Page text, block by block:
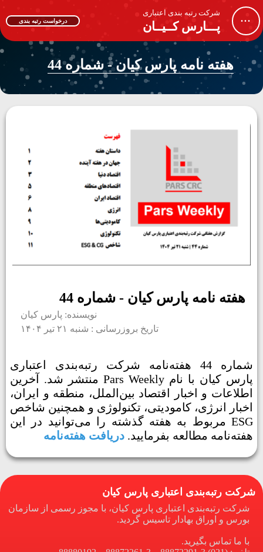
...
شرکت رتبه بندی اعتباری
پـــارس کــیــان درخواست رتبه بندی
هفته نامه پارس کیان - شماره 44
هفته نامه پارس کیان - شماره 44
نویسنده: پارس کیان
تاریخ بروزرسانی : شنبه ۲۱ تیر ۱۴۰۴
شماره 44 هفته‌نامه شرکت رتبه‌بندی اعتباری
پارس کیان با نام Pars Weekly منتشر شد. آخرین
اطلاعات و اخبار اقتصاد بین‌الملل، منطقه و ایران،
اخبار انرژی، کامودیتی، تکنولوژی و همچنین شاخص
ESG مربوط به هفته گذشته را می‌توانید در این
هفته‌نامه مطالعه بفرمایید. دریافت هفته‌نامه
شرکت رتبه‌بندی اعتباری پارس کیان
شرکت رتبه‌بندی اعتباری پارس کیان، با مجوز رسمی از سازمان
بورس و اوراق بهادار تاسیس گردید.
با ما تماس بگیرید.